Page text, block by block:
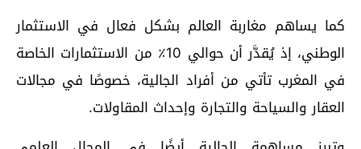
كما يساهم مغاربة العالم بشكل فعال في الاستثمار
الوطني، إذ يُقدَّر أن حوالي 10٪ من الاستثمارات الخاصة
في المغرب تأتي من أفراد الجالية، خصوصًا في مجالات
العقار والسياحة والتجارة وإحداث المقاولات.